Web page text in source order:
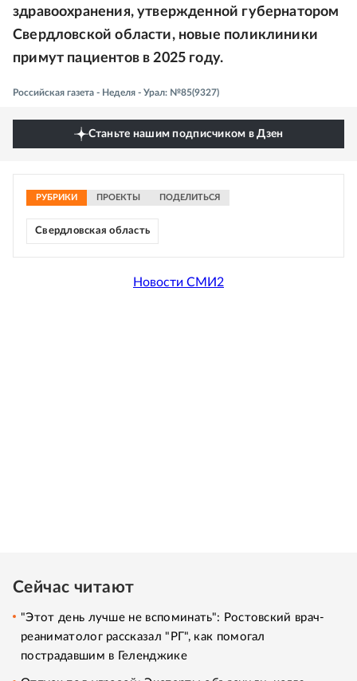
здравоохранения, утвержденной губернатором
Свердловской области, новые поликлиники
примут пациентов в 2025 году.
Российская газета - Неделя - Урал: №85(9327)
Станьте нашим подписчиком в Дзен
РУБРИКИ ПРОЕКТЫ ПОДЕЛИТЬСЯ
Свердловская область
Новости СМИ2
Сейчас читают
"Этот день лучше не вспоминать": Ростовский врач-
реаниматолог рассказал "РГ", как помогал
пострадавшим в Геленджике